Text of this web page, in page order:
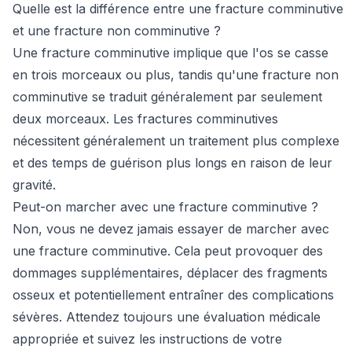
Quelle est la différence entre une fracture comminutive
et une fracture non comminutive ?
Une fracture comminutive implique que l'os se casse
en trois morceaux ou plus, tandis qu'une fracture non
comminutive se traduit généralement par seulement
deux morceaux. Les fractures comminutives
nécessitent généralement un traitement plus complexe
et des temps de guérison plus longs en raison de leur
gravité.
Peut-on marcher avec une fracture comminutive ?
Non, vous ne devez jamais essayer de marcher avec
une fracture comminutive. Cela peut provoquer des
dommages supplémentaires, déplacer des fragments
osseux et potentiellement entraîner des complications
sévères. Attendez toujours une évaluation médicale
appropriée et suivez les instructions de votre